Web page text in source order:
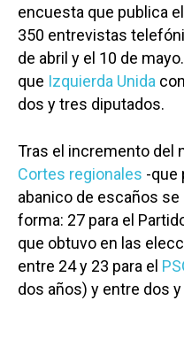
encuesta que publica
350 entrevistas
de abril y el 10 de
que Izquierda Unida
dos y tres diputados.
Tras el incremento del
Cortes regionales -que
abanico de escaños
forma: 27 para el
que obtuvo en las
entre 24 y 23 para el
dos años) y entre dos y